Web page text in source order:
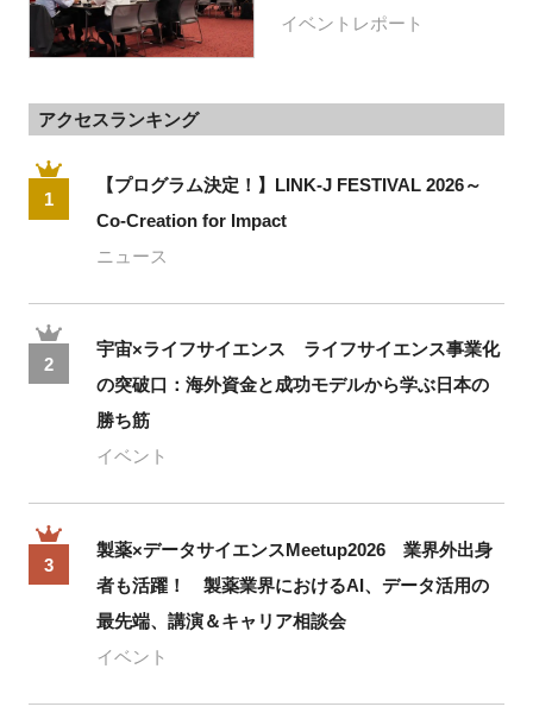
イベントレポート
アクセスランキング
1
【プログラム決定！】LINK-J FESTIVAL 2026～
Co-Creation for Impact
ニュース
2
宇宙×ライフサイエンス ライフサイエンス事業化
の突破口：海外資金と成功モデルから学ぶ日本の
勝ち筋
イベント
3
製薬×データサイエンスMeetup2026 業界外出身
者も活躍！ 製薬業界におけるAI、データ活用の
最先端、講演＆キャリア相談会
イベント